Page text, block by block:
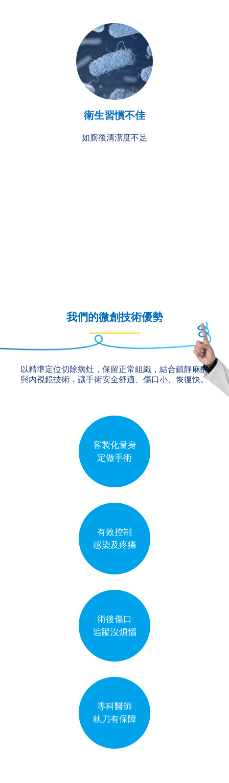
衛生習慣不佳
如廁後清潔度不足
我們的微創技術優勢
以精準定位切除病灶，保留正常組織，結合鎮靜麻醉
與內視鏡技術，讓手術安全舒適、傷口小、恢復快。
客製化量身
定做手術
有效控制
感染及疼痛
術後傷口
追蹤沒煩惱
專科醫師
執刀有保障